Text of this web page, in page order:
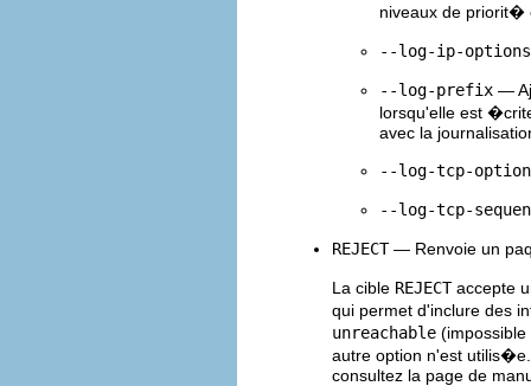
niveaux de priorit�
--log-ip-options
--log-prefix —
lorsqu'elle est
avec la
--log-tcp-
--log-tcp-
REJECT— Renvoie un
La cible REJECTaccepte
qui permet d'inclure des
unreachable
autre option n'est
consultez la page de